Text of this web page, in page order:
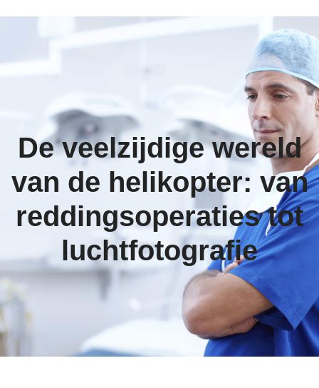
De veelzijdige wereld
van de helikopter: van
reddingsoperaties tot
luchtfotografie